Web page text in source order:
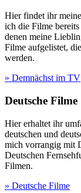
Hier findet ihr
ich die Filme
denen meine
Filme aufgelistet,
werden.
» Demnächst im TV
Deutsche Filme
Hier erhaltet ihr
deutschen und
mich vorrangig mit
Deutschen
Filmen.
» Deutsche Filme